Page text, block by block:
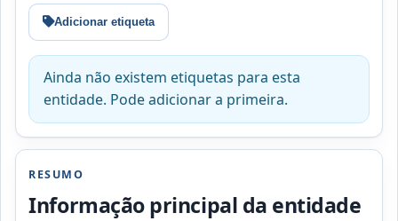
Adicionar etiqueta
Ainda não existem etiquetas para esta
entidade. Pode adicionar a primeira.
RESUMO
Informação principal da entidade